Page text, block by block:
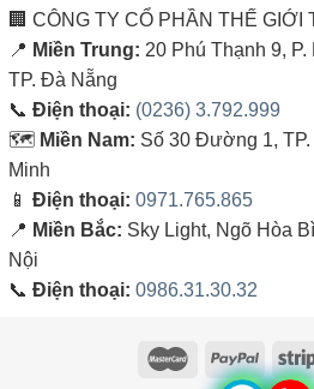
🏢 CÔNG TY CỔ PHẦN THẾ GIỚI
📍 Miền Trung: 20 Phú Thạnh 9,
TP. Đà Nẵng
📞 Điện thoại: (0236) 3.792.999
🗺️ Miền Nam: Số 30 Đường 1,
Minh
📱 Điện thoại: 0971.765.865
📍 Miền Bắc: Sky Light, Ngõ Hòa
Nội
📞 Điện thoại: 0986.31.30.32